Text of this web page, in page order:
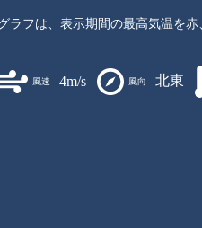
ラフは、表示期間の最高気温を赤
風速 4m/s 風向 北東